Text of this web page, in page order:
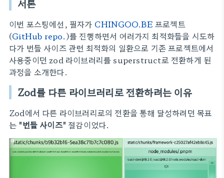
서론
이번 포스팅에선, 필자가 CHINGOO.BE 프로젝트
(GitHub repo.)를 진행하면서 여러가지 최적화들을 시도하
다가 번들 사이즈 관련 최적화의 일환으로 기존 프로젝트에서
사용중이던 zod 라이브러리를 superstruct로 전환하게 된
과정을 소개한다.
Zod를 다른 라이브러리로 전환하려는 이유
Zod에서 다른 라이브러리로의 전환을 통해 달성하려던 목표
는 "번들 사이즈" 절감이었다.